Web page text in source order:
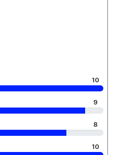
10
9
8
10